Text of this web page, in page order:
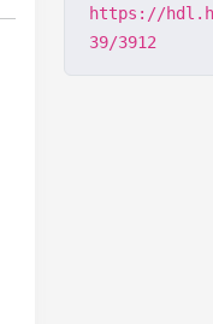
https://
39/3912